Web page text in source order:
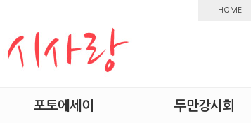
HOME
포토에세이 두만강시회